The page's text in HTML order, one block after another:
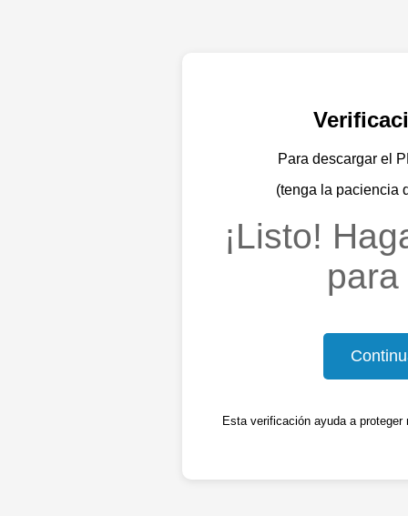
Para descargar el
(tenga la paciencia
¡Listo!
Esta verificación ayuda a